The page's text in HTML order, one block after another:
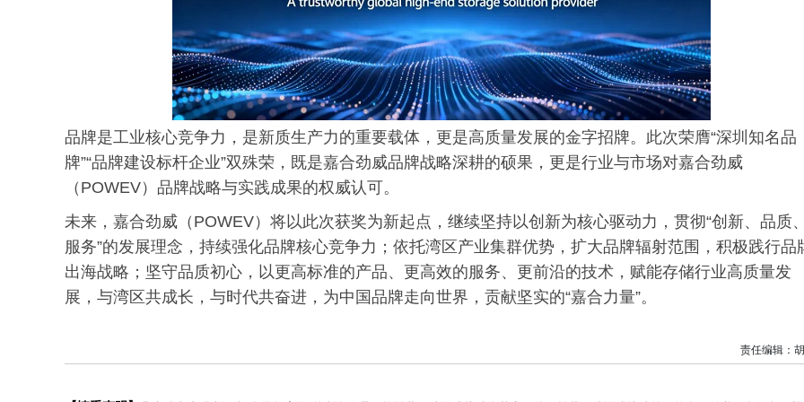
品牌是工业核心竞争力，是新质生产力的重要载体，更是高质量发展的金字招牌。此次荣膺“深圳知名品
牌”“品牌建设标杆企业”双殊荣，既是嘉合劲威品牌战略深耕的硕果，更是行业与市场对嘉合劲威
（POWEV）品牌战略与实践成果的权威认可。
未来，嘉合劲威（POWEV）将以此次获奖为新起点，继续坚持以创新为核心驱动力，贯彻“创新、品质、
服务”的发展理念，持续强化品牌核心竞争力；依托湾区产业集群优势，扩大品牌辐射范围，积极践行品
出海战略；坚守品质初心，以更高标准的产品、更高效的服务、更前沿的技术，赋能存储行业高质量发
展，与湾区共成长，与时代共奋进，为中国品牌走向世界，贡献坚实的“嘉合力量”。
责任编辑：